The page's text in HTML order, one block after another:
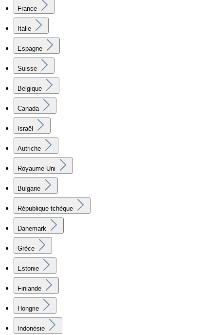
France
Italie
Espagne
Suisse
Belgique
Canada
Israël
Autriche
Royaume-Uni
Bulgarie
République tchèque
Danemark
Grèce
Estonie
Finlande
Hongrie
Indonésie